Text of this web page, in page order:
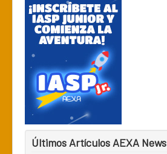
Últimos Artículos AEXA News